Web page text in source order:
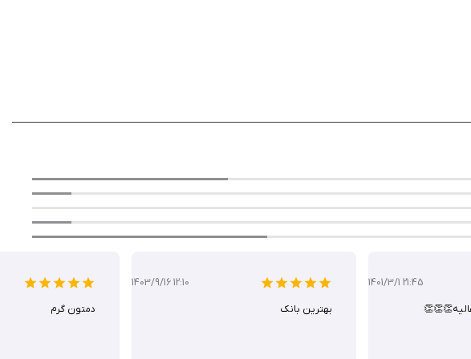
و مدیریت کارت‌ها، تجربه‌ای کامل از بانکداری دیجیتال را فراهم می‌کند. این برنامه با حذف نیاز به
1401/3/1 21:45
1403/9/16 12:10
بهترین بانک دمتون گرم